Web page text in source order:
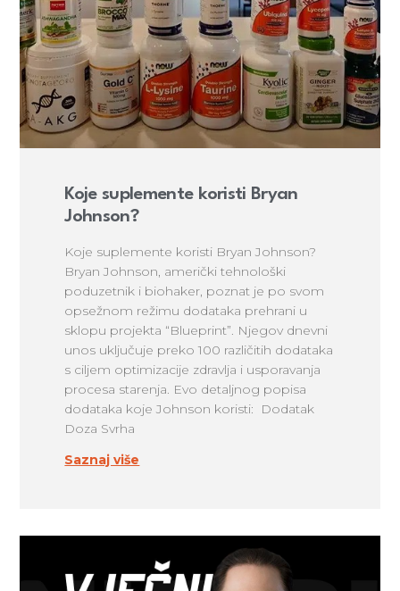
Koje suplemente koristi Bryan
Johnson?
Koje suplemente koristi Bryan Johnson?
Bryan Johnson, američki tehnološki
poduzetnik i biohaker, poznat je po svom
opsežnom režimu dodataka prehrani u
sklopu projekta “Blueprint”. Njegov dnevni
unos uključuje preko 100 različitih dodataka
s ciljem optimizacije zdravlja i usporavanja
procesa starenja. Evo detaljnog popisa
dodataka koje Johnson koristi: Dodatak
Doza Svrha
Saznaj više